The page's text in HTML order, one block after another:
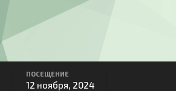
ПОСЕЩЕНИЕ
12 ноября, 2024